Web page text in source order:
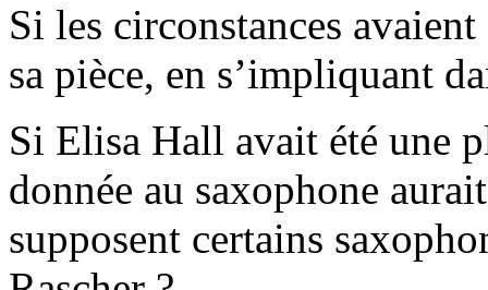
Si les circonstances
sa pièce, en s’impliquant
Si Elisa Hall avait été une
donnée au saxophone
supposent certains